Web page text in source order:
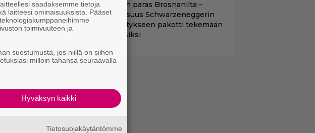
Illan Bond on paras Brosnanilta –
samankaltaisuus Schwarzeneggerin
toimintatykitykseen pakotti tekemään
kässärin uusiksi
saadaksemme tietoja
laitteesi ominaisuuksista. Pääset
toimivuuteen ja
suostumusta, jos niillä on siihen
milloin tahansa seuraavalla
Hyväksyn kaikki
Tietosuojakäytäntömme